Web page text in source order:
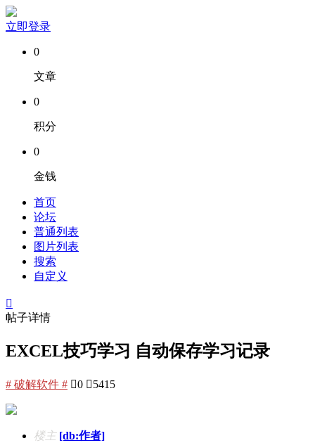
立即登录
0
文章
0
积分
0
金钱
首页
论坛
普通列表
图片列表
搜索
自定义

帖子详情
EXCEL技巧学习 自动保存学习记录
# 破解软件 # 0 5415
楼主 [db:作者]